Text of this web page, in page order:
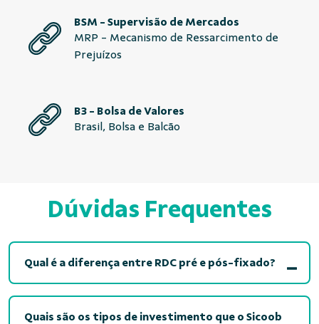
BSM - Supervisão de Mercados
MRP - Mecanismo de Ressarcimento de
Prejuízos
B3 - Bolsa de Valores
Brasil, Bolsa e Balcão
Dúvidas Frequentes
Qual é a diferença entre RDC pré e pós-fixado?
Quais são os tipos de investimento que o Sicoob